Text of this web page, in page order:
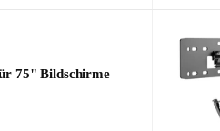
75" Bildschirme